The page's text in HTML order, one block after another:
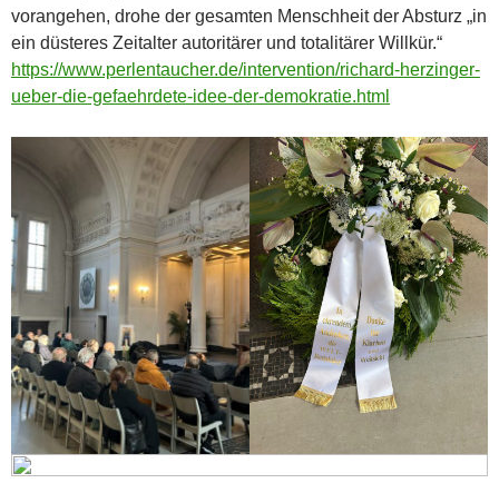
vorangehen, drohe der gesamten Menschheit der Absturz „in
ein düsteres Zeitalter autoritärer und totalitärer Willkür.“
https://www.perlentaucher.de/intervention/richard-herzinger-
ueber-die-gefaehrdete-idee-der-demokratie.html